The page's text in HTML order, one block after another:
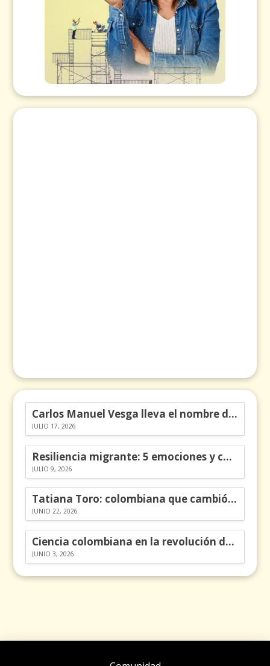
Carlos Manuel Vesga lleva el nombre de Colombia a los Emmy
JULIO 17, 2026
Resiliencia migrante: 5 emociones y cómo gestionarlas
JULIO 9, 2026
Tatiana Toro: colombiana que cambió la historia de las matemáticas
JUNIO 22, 2026
Ciencia colombiana en la revolución de los órganos en chips
JUNIO 3, 2026